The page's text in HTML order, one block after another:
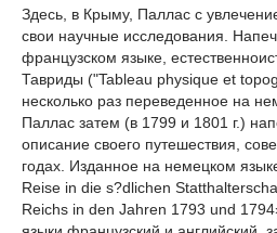
Здесь, в Крыму, Паллас с
свои научные исследования.
французском языке,
Тавриды ("Tableau physique et
несколько раз переведенное на
Паллас затем (в 1799 и 1801 г.)
описание своего путешествия,
годах. Изданное на немецком
Reise in die s?dlichen
Reichs in den Jahren 1793 und